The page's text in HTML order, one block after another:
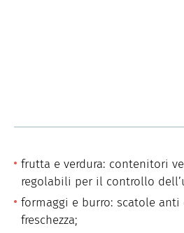
frutta e verdura: contenitori
regolabili per il controllo
formaggi e burro: scatole anti
freschezza;